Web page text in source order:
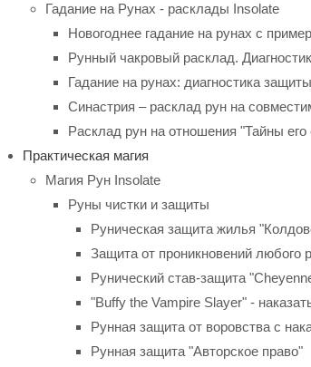
Гадание на Рунах - расклады Insolate
Новогоднее гадание на рунах с
Рунный чакровый расклад.
Гадание на рунах: диагностика
Синастрия – расклад рун на
Расклад рун на отношения "Тайны его
Практическая магия
Магия Рун Insolate
Руны чистки и защиты
Руническая защита жилья
Защита от проникновений
Рунический став-защита
"Buffy the Vampire Slayer" -
Рунная защита от воровства с
Рунная защита "Авторское право"